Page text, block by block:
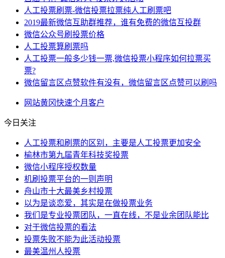
人工投票刷票-微信投票拉票纯人工刷票吧
2019最新微信互助群推荐，谁有免费的微信互投群
微信公众号刷投票价格
人工投票算刷票吗
人工投票一般多少钱一票,微信投票小程序如何拉票买
票?
微信留言区点赞软件有没有，微信留言区点赞可以刷吗
网站黄冈快速个月 客户
今日关注
人工投票和刷票的区别，主要是人工投票更加安全
榆林市第九届青年科技奖投票
微信小程序授权数量
机刷投票平台的一则声明
舟山市十大最美乡村投票
以为是谈恋爱，其实是在做投票业务
我们是专业投票团队，一直在线，不是业余团队能比
对于微信投票的看法
投票失败不能为此活动投票
最美温州人投票